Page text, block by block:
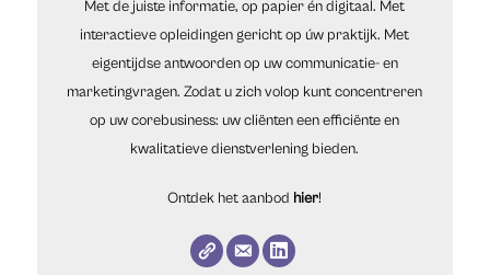
Met de juiste informatie, op papier én digitaal. Met
interactieve opleidingen gericht op úw praktijk. Met
eigentijdse antwoorden op uw communicatie- en
marketingvragen. Zodat u zich volop kunt concentreren
op uw corebusiness: uw cliënten een efficiënte en
kwalitatieve dienstverlening bieden.
Ontdek het aanbod hier!